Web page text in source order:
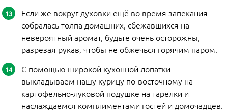
Если же вокруг духовки ещё во время запекания
собралась толпа домашних, сбежавшихся на
невероятный аромат, будьте очень осторожны,
разрезая рукав, чтобы не обжечься горячим паром.
С помощью широкой кухонной лопатки
выкладываем нашу курицу по-восточному на
картофельно-луковой подушке на тарелки и
наслаждаемся комплиментами гостей и домочадцев.